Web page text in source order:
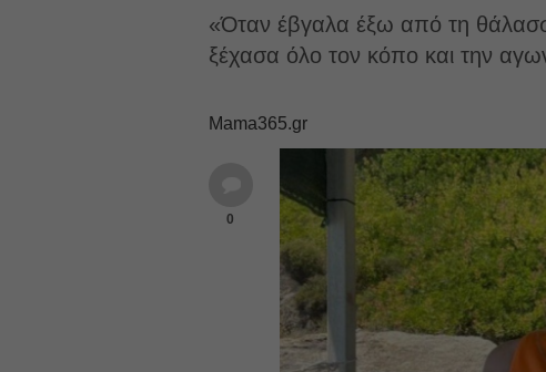
«Όταν έβγαλα έξω από τη
ξέχασα όλο τον κόπο και την
Mama365.gr
0